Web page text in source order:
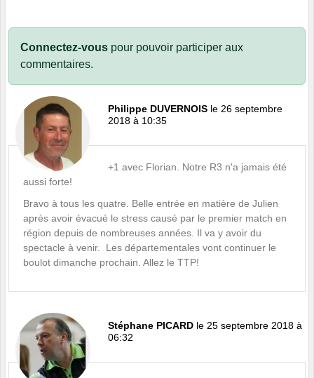
Connectez-vous pour pouvoir participer aux
commentaires.
Philippe DUVERNOIS le 26 septembre
2018 à 10:35
+1 avec Florian. Notre R3 n'a jamais été
aussi forte!
Bravo à tous les quatre. Belle entrée en matière de Julien
après avoir évacué le stress causé par le premier match en
région depuis de nombreuses années. Il va y avoir du
spectacle à venir. Les départementales vont continuer le
boulot dimanche prochain. Allez le TTP!
Stéphane PICARD le 25 septembre 2018 à
06:32